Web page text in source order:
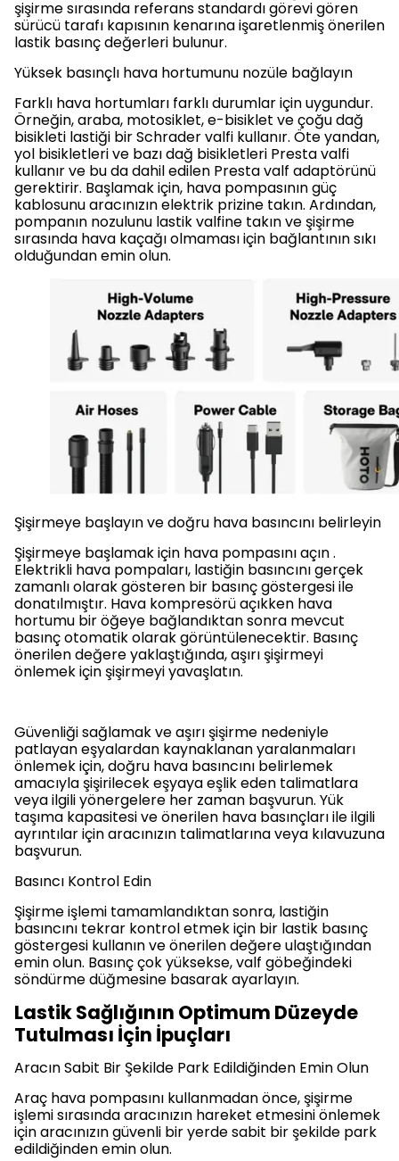
şişirme sırasında referans standardı görevi gören
sürücü tarafı kapısının kenarına işaretlenmiş önerilen
lastik basınç değerleri bulunur.
Yüksek basınçlı hava hortumunu nozüle bağlayın
Farklı hava hortumları farklı durumlar için uygundur.
Örneğin, araba, motosiklet, e-bisiklet ve çoğu dağ
bisikleti lastiği bir Schrader valfi kullanır. Öte yandan,
yol bisikletleri ve bazı dağ bisikletleri Presta valfi
kullanır ve bu da dahil edilen Presta valf adaptörünü
gerektirir. Başlamak için, hava pompasının güç
kablosunu aracınızın elektrik prizine takın. Ardından,
pompanın nozulunu lastik valfine takın ve şişirme
sırasında hava kaçağı olmaması için bağlantının sıkı
olduğundan emin olun.
Şişirmeye başlayın ve doğru hava basıncını belirleyin
Şişirmeye başlamak için hava pompasını açın .
Elektrikli hava pompaları, lastiğin basıncını gerçek
zamanlı olarak gösteren bir basınç göstergesi ile
donatılmıştır. Hava kompresörü açıkken hava
hortumu bir öğeye bağlandıktan sonra mevcut
basınç otomatik olarak görüntülenecektir. Basınç
önerilen değere yaklaştığında, aşırı şişirmeyi
önlemek için şişirmeyi yavaşlatın.
Güvenliği sağlamak ve aşırı şişirme nedeniyle
patlayan eşyalardan kaynaklanan yaralanmaları
önlemek için, doğru hava basıncını belirlemek
amacıyla şişirilecek eşyaya eşlik eden talimatlara
veya ilgili yönergelere her zaman başvurun. Yük
taşıma kapasitesi ve önerilen hava basınçları ile ilgili
ayrıntılar için aracınızın talimatlarına veya kılavuzuna
başvurun.
Basıncı Kontrol Edin
Şişirme işlemi tamamlandıktan sonra, lastiğin
basıncını tekrar kontrol etmek için bir lastik basınç
göstergesi kullanın ve önerilen değere ulaştığından
emin olun. Basınç çok yüksekse, valf göbeğindeki
söndürme düğmesine basarak ayarlayın.
Lastik Sağlığının Optimum Düzeyde
Tutulması İçin İpuçları
Aracın Sabit Bir Şekilde Park Edildiğinden Emin Olun
Araç hava pompasını kullanmadan önce, şişirme
işlemi sırasında aracınızın hareket etmesini önlemek
için aracınızın güvenli bir yerde sabit bir şekilde park
edildiğinden emin olun.